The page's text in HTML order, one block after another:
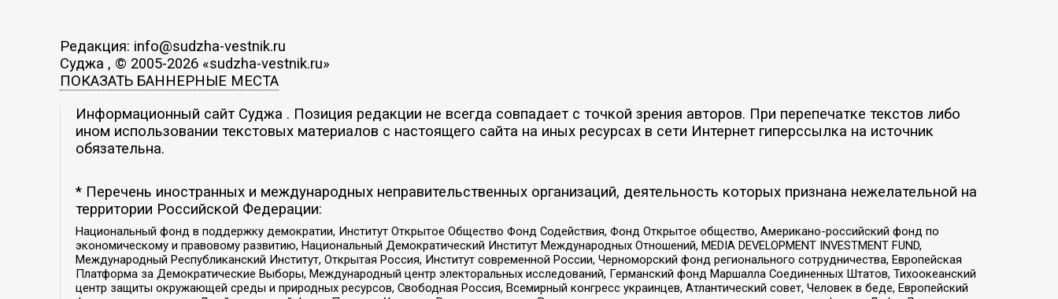
Редакция: info@sudzha-vestnik.ru
Суджа , © 2005-2026 «sudzha-vestnik.ru»
ПОКАЗАТЬ БАННЕРНЫЕ МЕСТА
Информационный сайт Суджа . Позиция редакции не всегда совпадает с точкой зрения авторов. При перепечатке текстов либо
ином использовании текстовых материалов с настоящего сайта на иных ресурсах в сети Интернет гиперссылка на источник
обязательна.
* Перечень иностранных и международных неправительственных организаций, деятельность которых признана нежелательной на
территории Российской Федерации:
Национальный фонд в поддержку демократии, Институт Открытое Общество Фонд Содействия, Фонд Открытое общество, Американо-российский фонд по
экономическому и правовому развитию, Национальный Демократический Институт Международных Отношений, MEDIA DEVELOPMENT INVESTMENT FUND,
Международный Республиканский Институт, Открытая Россия, Институт современной России, Черноморский фонд регионального сотрудничества, Европейская
Платформа за Демократические Выборы, Международный центр электоральных исследований, Германский фонд Маршалла Соединенных Штатов, Тихоокеанский
центр защиты окружающей среды и природных ресурсов, Свободная Россия, Всемирный конгресс украинцев, Атлантический совет, Человек в беде, Европейский